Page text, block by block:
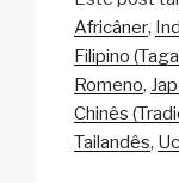
p
y
Li
n
Africâner
Filipino
Romeno
Chinês
Tailandês